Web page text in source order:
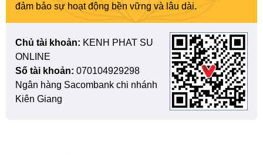
đảm bảo sự hoạt động bền vững và lâu dài.
Chủ tài khoản: KENH PHAT SU
ONLINE
Số tài khoản: 070104929298
Ngân hàng Sacombank chi nhánh
Kiên Giang